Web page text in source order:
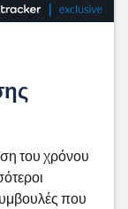
του χρόνου
που